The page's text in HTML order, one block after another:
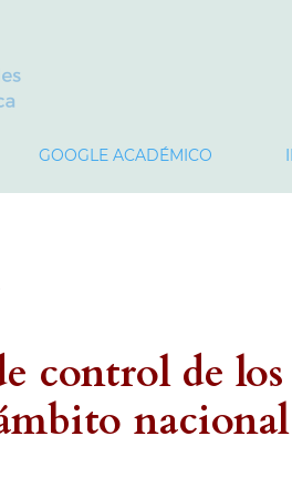
GOOGLE ACADÉMICO
control de